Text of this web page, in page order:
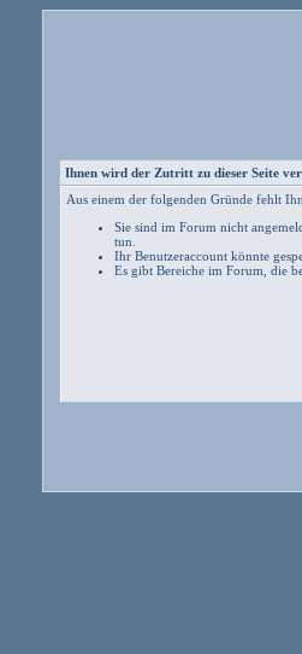
Ihnen wird der Zutritt zu dieser Seite
Aus einem der folgenden Gründe fehlt
Sie sind im Forum nicht
tun
Ihr Benutzeraccount könnte
Es gibt Bereiche im Forum, die